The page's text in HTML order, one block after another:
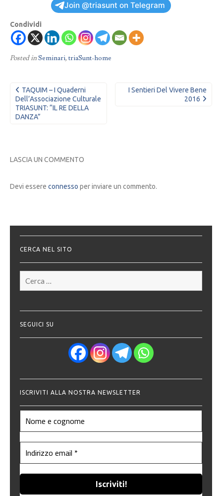
Join @triasunt on Telegram
Condividi
Posted inSeminari,triaSunt-home
Navigazione
articoli
TAQUIM – I Quaderni
Dell’Associazione Culturale
TRIASUNT: “IL RE DELLA
DANZA”
I Sentieri Del Vivere Bene
2016
LASCIA UN COMMENTO
Devi essere connesso per inviare un commento.
CERCA NEL SITO
per:
SEGUICI SU
ISCRIVITI ALLA NOSTRA NEWSLETTER